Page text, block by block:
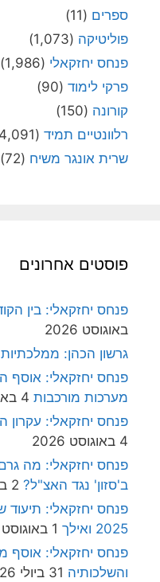
ספרים (11)
פוליטיקה (1,073)
פנחס יחזקאלי (1,986)
פרקי לימוד (90)
קורונה (150)
רלוונטיים תמיד (4,091)
שרית אונגר משיח (72)
פוסטים אחרונים
פנחס יחזקאלי: בין
באוגוסט 2026
גרשון הכהן:
פנחס יחזקאלי: אוסף
מערכות מורכבות 4 באוגוסט 2026
פנחס יחזקאלי: עקרון
4 באוגוסט 2026
פנחס יחזקאלי: מה
ב'סזון' נגד האצ"ל? 2 באוגוסט 2026
פנחס יחזקאלי: תיעוד
2025 ואילך
1 באוגוסט 2026
פנחס יחזקאלי: אוסף
והשלכותיה 31 ביולי 2026